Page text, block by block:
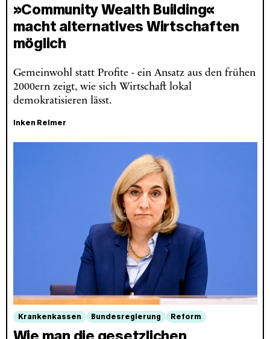
»Community Wealth Building«
macht alternatives Wirtschaften
möglich
Gemeinwohl statt Profite - ein Ansatz aus den frühen
2000ern zeigt, wie sich Wirtschaft lokal
demokratisieren lässt.
Inken Reimer
Krankenkassen Bundesregierung Reform